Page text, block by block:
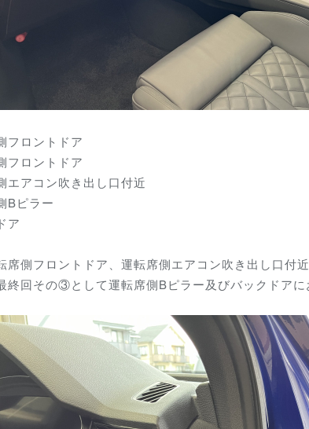
フロントドア
フロントドア
アコン吹き出し口付近
Bピラー
ア
席側フロントドア、運転席側エアコン吹き出し口付
終回その③として運転席側Bピラー及びバックドア